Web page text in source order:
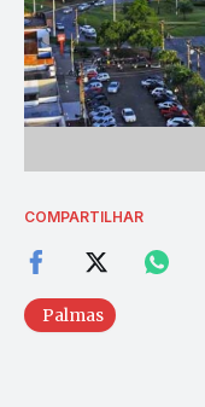
COMPARTILHAR
Palmas